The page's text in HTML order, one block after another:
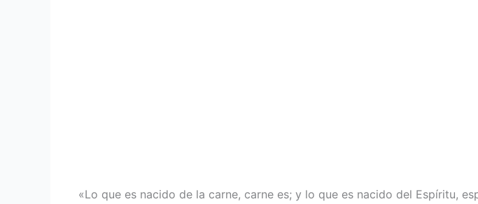
«Lo que es nacido de la carne, carne es; y lo que es nacido del Espíritu,